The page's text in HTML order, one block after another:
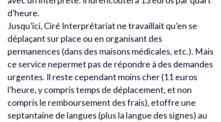
d’heure.
Jusqu’ici, Ciré Interprétariat ne travaillait qu’en se
déplaçant sur place ou en organisant des
permanences (dans des maisons médicales, etc.). Mais
ce service nepermet pas de répondre à des demandes
urgentes. Il reste cependant moins cher (11 euros
l’heure, y compris temps de déplacement, et non
compris le remboursement des frais), etoffre une
septantaine de langues (plus la langue des signes) au